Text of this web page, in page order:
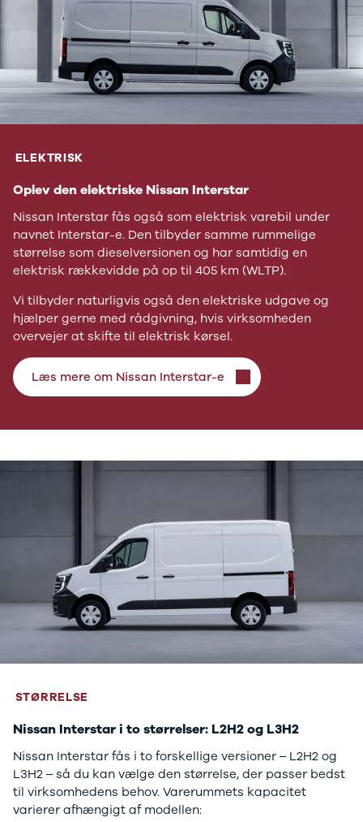
ELEKTRISK
Oplev den elektriske Nissan Interstar
Nissan Interstar fås også som elektrisk varebil under
navnet Interstar-e. Den tilbyder samme rummelige
størrelse som dieselversionen og har samtidig en
elektrisk rækkevidde på op til 405 km (WLTP).
Vi tilbyder naturligvis også den elektriske udgave og
hjælper gerne med rådgivning, hvis virksomheden
overvejer at skifte til elektrisk kørsel.
Læs mere om Nissan Interstar-e
STØRRELSE
Nissan Interstar i to størrelser: L2H2 og L3H2
Nissan Interstar fås i to forskellige versioner – L2H2 og
L3H2 – så du kan vælge den størrelse, der passer bedst
til virksomhedens behov. Varerummets kapacitet
varierer afhængigt af modellen: